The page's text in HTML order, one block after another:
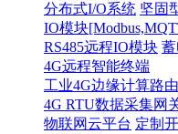
分布式I/O系统 坚固
IO模块
RS485远程IO模块
4G远程智能终端
工业4G边缘计算路
4G RTU数据采集网
物联网云平台 定制